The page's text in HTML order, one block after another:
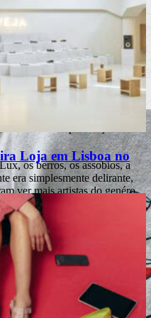
Loja em Lisboa no
pisou o palco às 3:45
pelos Electro Troopers onde
a meio gás. É óbvio
da sua sola entrou em
do Lux, a pista enche-se e
para o ver.
vestido de preto e com
no rosto. Vida pela
fases duras para hoje estar
os berros, os assobios, a
era simplesmente delirante,
ver mais artistas do genéro
e quem sabe Miss Kittin de
mais uma vez de forma
Arbez.
êxitos já conhecidos,
acompanhando o set a
que fez com que o calor
de uma forma